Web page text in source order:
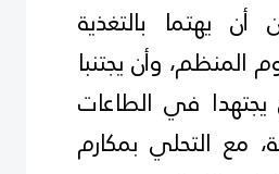
أن يهتما بالتغذية
المنظم، وأن يجتنبا
يجتهدا في الطاعات
مع التحلي بمكارم